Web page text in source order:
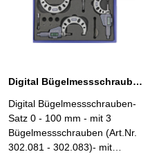
75 - 100 mm
Digital Bügelmessschrauben-Satz 0 - 100 mm mit Friktionsratsche
Digital Bügelmessschrauben-
Satz 0 - 100 mm - mit 3
Bügelmessschrauben (Art.Nr.
302.081 - 302.083)- mit